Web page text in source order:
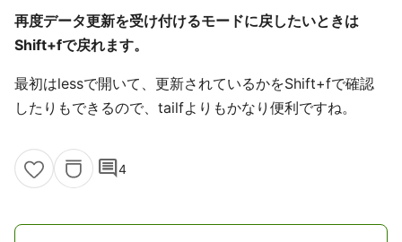
再度データ更新を受け付けるモードに戻したいときは
Shift+fで戻れます。
最初はlessで開いて、更新されているかをShift+fで確認
したりもできるので、tailfよりもかなり便利ですね。
comment4